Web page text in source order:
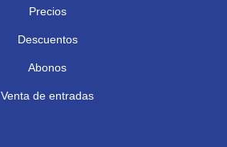
Precios
Descuentos
Abonos
Venta de entradas